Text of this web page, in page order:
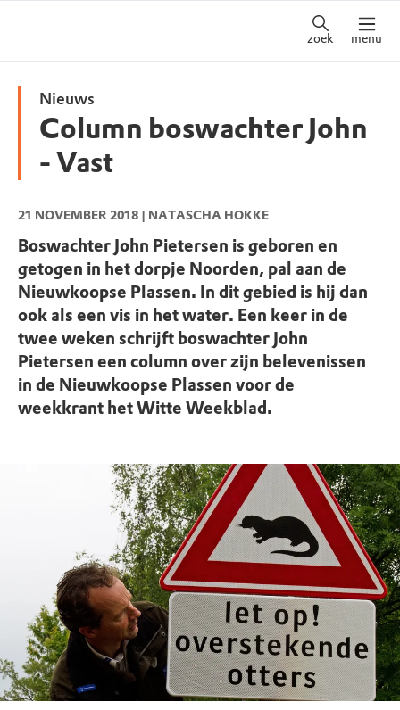
zoek menu
Nieuws
Column boswachter John
- Vast
21 NOVEMBER 2018 | NATASCHA HOKKE
Boswachter John Pietersen is geboren en
getogen in het dorpje Noorden, pal aan de
Nieuwkoopse Plassen. In dit gebied is hij dan
ook als een vis in het water. Een keer in de
twee weken schrijft boswachter John
Pietersen een column over zijn belevenissen
in de Nieuwkoopse Plassen voor de
weekkrant het Witte Weekblad.